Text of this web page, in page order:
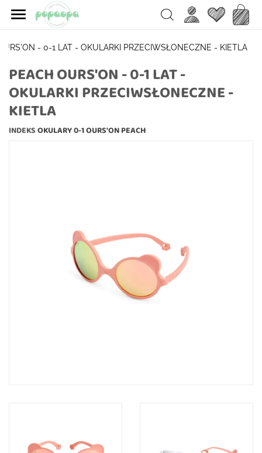
 Search Ulubione
- 0-1 LAT - OKULARKI PRZECIWSŁONECZNE - KIETLA
PEACH OURS'ON - 0-1 LAT -
OKULARKI PRZECIWSŁONECZNE -
KIETLA
INDEKS OKULARY 0-1 OURS'ON PEACH